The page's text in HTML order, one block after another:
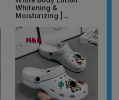
Whitening &
Moisturizing |...